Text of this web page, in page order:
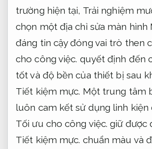
trường hiện tại, Trải nghiệm
chọn một địa chỉ sửa màn hình
đáng tin cậy đóng vai trò then
cho công việc. quyết định đến
tốt và độ bền của thiết bị sau
Tiết kiệm mực. Một trung tâm
luôn cam kết sử dụng linh kiện
Tối ưu cho công việc. giữ được
Tiết kiệm mực. chuẩn màu và